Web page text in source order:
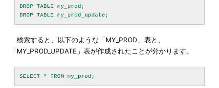
DROP TABLE my_prod;
検索すると、以下のような「MY_PROD」表と、
「MY_PROD_UPDATE」表が作成されたことが分かります。